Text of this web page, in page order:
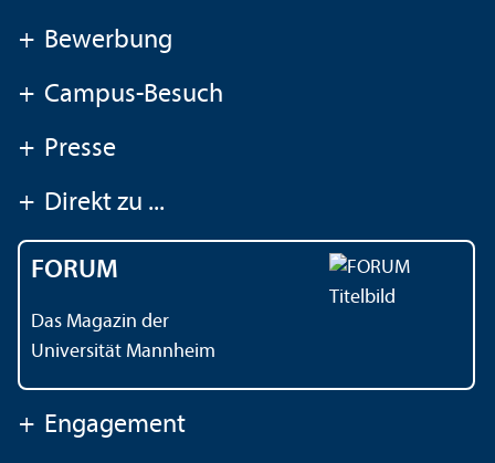
+ Bewerbung
+ Campus-Besuch
+ Presse
+ Direkt zu ...
FORUM
Das Magazin der
Universität Mannheim
+ Engagement